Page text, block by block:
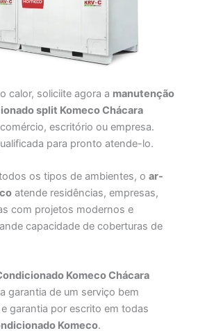
calor, soliciite agora a manutenção
split Komeco Chácara
escritório ou empresa.
para pronto atende-lo.
os tipos de ambientes, oar-
atende residências, empresas,
com projetos modernos e
capacidade de coberturas de
Komeco Chácara
garantia de um serviço bem
garantia por escrito em todas
Komeco.